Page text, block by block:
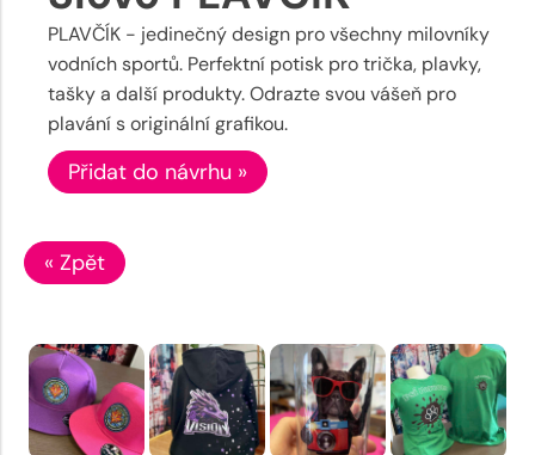
PLAVČÍK - jedinečný design pro všechny milovníky
vodních sportů. Perfektní potisk pro trička, plavky,
tašky a další produkty. Odrazte svou vášeň pro
plavání s originální grafikou.
Přidat do návrhu »
« Zpět